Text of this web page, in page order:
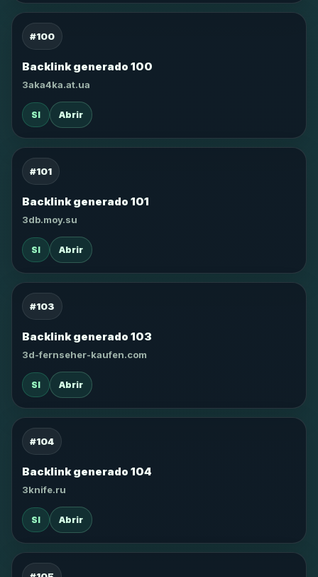
#100
Backlink generado 100
3aka4ka.at.ua
SI Abrir
#101
Backlink generado 101
3db.moy.su
SI Abrir
#103
Backlink generado 103
3d-fernseher-kaufen.com
SI Abrir
#104
Backlink generado 104
3knife.ru
SI Abrir